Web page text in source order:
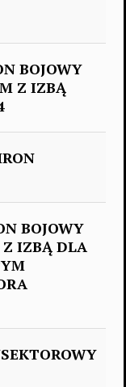
BOJOWY
Z IZBĄ
BOJOWY
IZBĄ DLA